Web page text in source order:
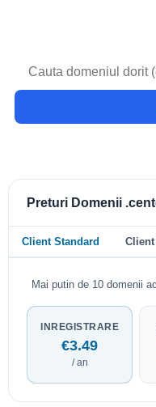
Preturi Domenii
Client Standard Client
Mai putin de 10 domenii
INREGISTRARE
€3.49
/ an